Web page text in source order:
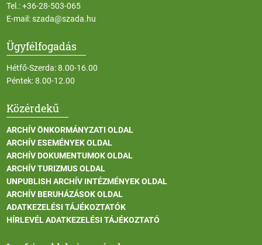
Tel.:+36-28-503-065
E-mail:szada@szada.hu
Ügyfélfogadás
Hétfő-Szerda: 8.00-16.00
Péntek: 8.00-12.00
Közérdekű
ARCHÍV ÖNKORMÁNYZATI OLDAL
ARCHÍV ESEMÉNYEK OLDAL
ARCHÍV DOKUMENTUMOK OLDAL
ARCHÍV TURIZMUS OLDAL
UNPUBLISH ARCHÍV INTÉZMÉNYEK OLDAL
ARCHÍV BERUHÁZÁSOK OLDAL
ADATKEZELÉSI TÁJÉKOZTATÓK
HÍRLEVÉL ADATKEZELÉSI TÁJÉKOZTATÓ